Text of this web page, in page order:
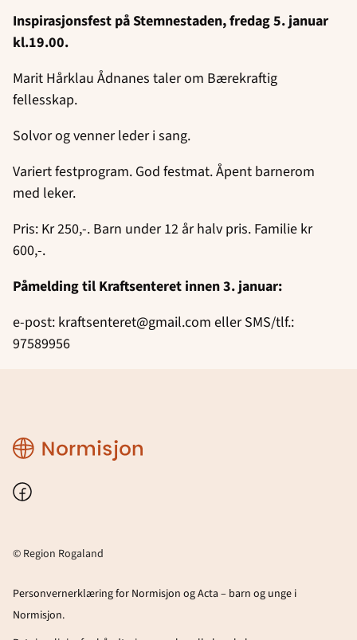
Inspirasjonsfest på Stemnestaden, fredag 5. januar
kl.19.00.
Marit Hårklau Ådnanes taler om Bærekraftig
fellesskap.
Solvor og venner leder i sang.
Variert festprogram. God festmat. Åpent barnerom
med leker.
Pris: Kr 250,-. Barn under 12 år halv pris. Familie kr
600,-.
Påmelding til Kraftsenteret innen 3. januar:
e-post: kraftsenteret@gmail.com eller SMS/tlf.:
97589956
Region
Rogaland
Facebook
© Region Rogaland
Personvernerklæring for Normisjon og Acta – barn og unge i
Normisjon.